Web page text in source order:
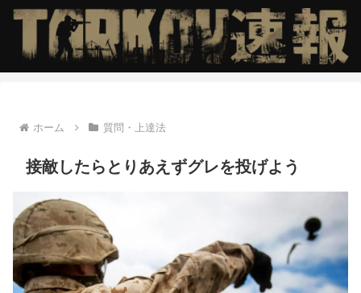
ホーム 質問・上達法
接敵したらとりあえずグレを投げよう